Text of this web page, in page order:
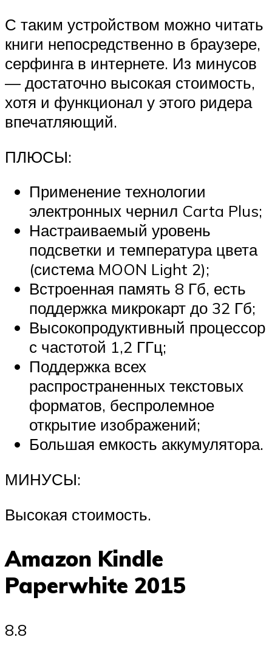
С таким устройством можно читать
книги непосредственно в браузере,
серфинга в интернете. Из минусов
— достаточно высокая стоимость,
хотя и функционал у этого ридера
впечатляющий.
ПЛЮСЫ:
Применение технологии
электронных чернил Carta Plus;
Настраиваемый уровень
подсветки и температура цвета
(система MOON Light 2);
Встроенная память 8 Гб, есть
поддержка микрокарт до 32 Гб;
Высокопродуктивный процессор
с частотой 1,2 ГГц;
Поддержка всех
распространенных текстовых
форматов, беспролемное
открытие изображений;
Большая емкость аккумулятора.
МИНУСЫ:
Высокая стоимость.
Amazon Kindle
Paperwhite 2015
8.8